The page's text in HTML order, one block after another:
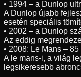
• 1994 – a Dunlop
A Dunlop újabb
esetén speciális
• 2002 – a Dunlop
Az eddig
• 2008: Le Mans –
A le mans-i, a világ
legsikeresebb